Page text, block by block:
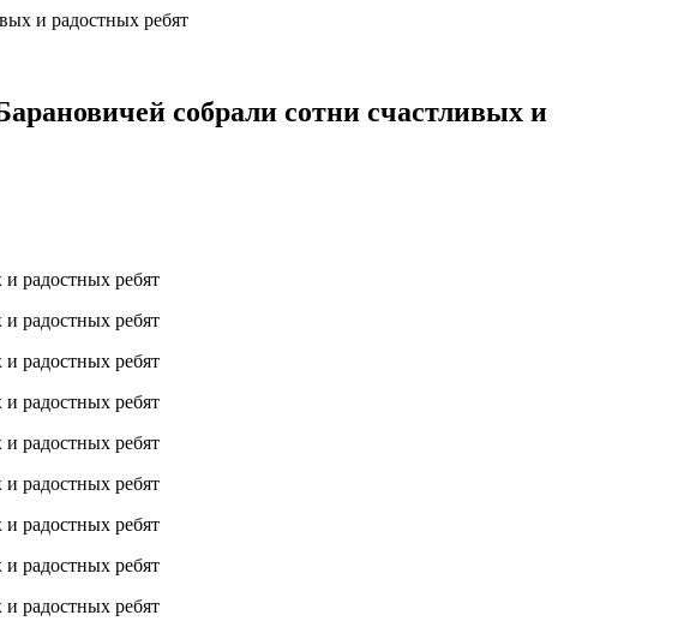
и радостных ребят
собрали сотни счастливых и